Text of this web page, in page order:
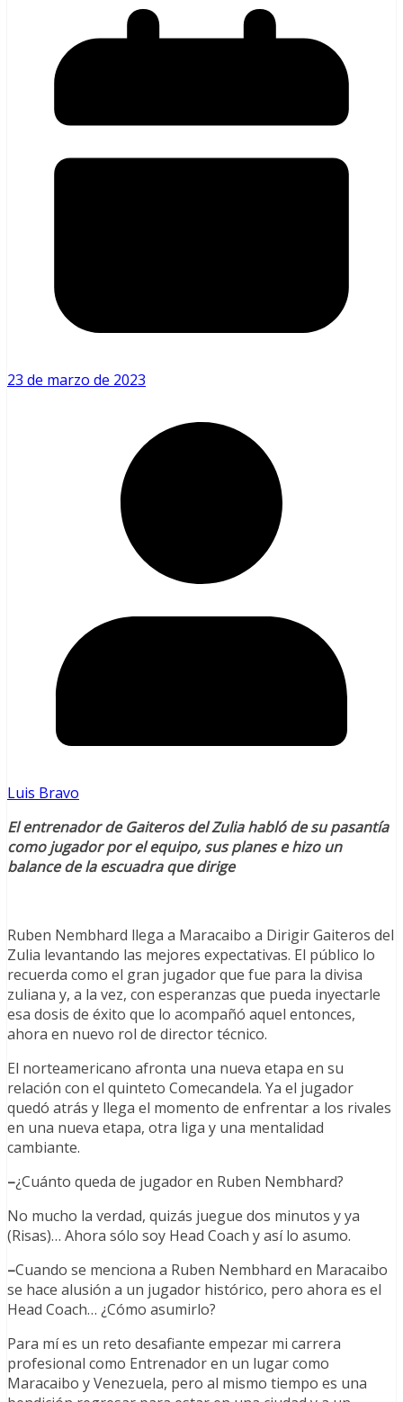
23 de marzo de 2023
Luis Bravo
El entrenador de Gaiteros del Zulia habló de su pasantía
como jugador por el equipo, sus planes e hizo un
balance de la escuadra que dirige
Ruben Nembhard llega a Maracaibo a Dirigir Gaiteros del
Zulia levantando las mejores expectativas. El público lo
recuerda como el gran jugador que fue para la divisa
zuliana y, a la vez, con esperanzas que pueda inyectarle
esa dosis de éxito que lo acompañó aquel entonces,
ahora en nuevo rol de director técnico.
El norteamericano afronta una nueva etapa en su
relación con el quinteto Comecandela. Ya el jugador
quedó atrás y llega el momento de enfrentar a los rivales
en una nueva etapa, otra liga y una mentalidad
cambiante.
–¿Cuánto queda de jugador en Ruben Nembhard?
No mucho la verdad, quizás juegue dos minutos y ya
(Risas)… Ahora sólo soy Head Coach y así lo asumo.
–Cuando se menciona a Ruben Nembhard en Maracaibo
se hace alusión a un jugador histórico, pero ahora es el
Head Coach… ¿Cómo asumirlo?
Para mí es un reto desafiante empezar mi carrera
profesional como Entrenador en un lugar como
Maracaibo y Venezuela, pero al mismo tiempo es una